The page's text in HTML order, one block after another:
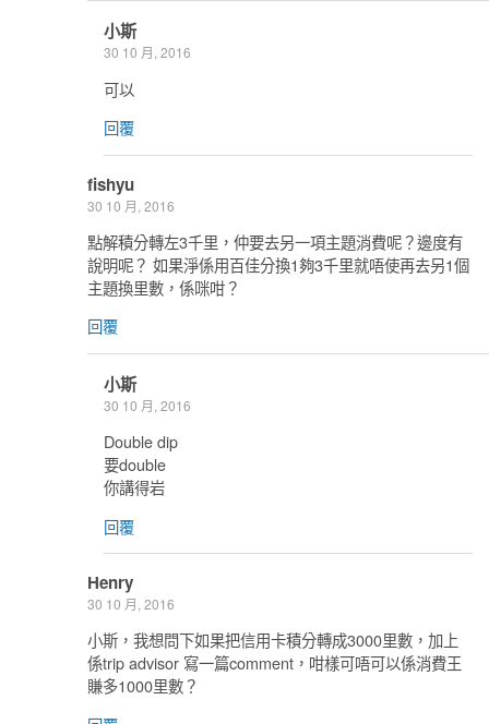
小斯
30 10 月, 2016
可以
回覆
fishyu
30 10 月, 2016
點解積分轉左3千里，仲要去另一項主題消費呢？邊度有
說明呢？ 如果淨係用百佳分換1夠3千里就唔使再去另1個
主題換里數，係咪咁？
回覆
小斯
30 10 月, 2016
Double dip
要double
你講得岩
回覆
Henry
30 10 月, 2016
小斯，我想問下如果把信用卡積分轉成3000里數，加上
係trip advisor 寫一篇comment，咁樣可唔可以係消費王
賺多1000里數？